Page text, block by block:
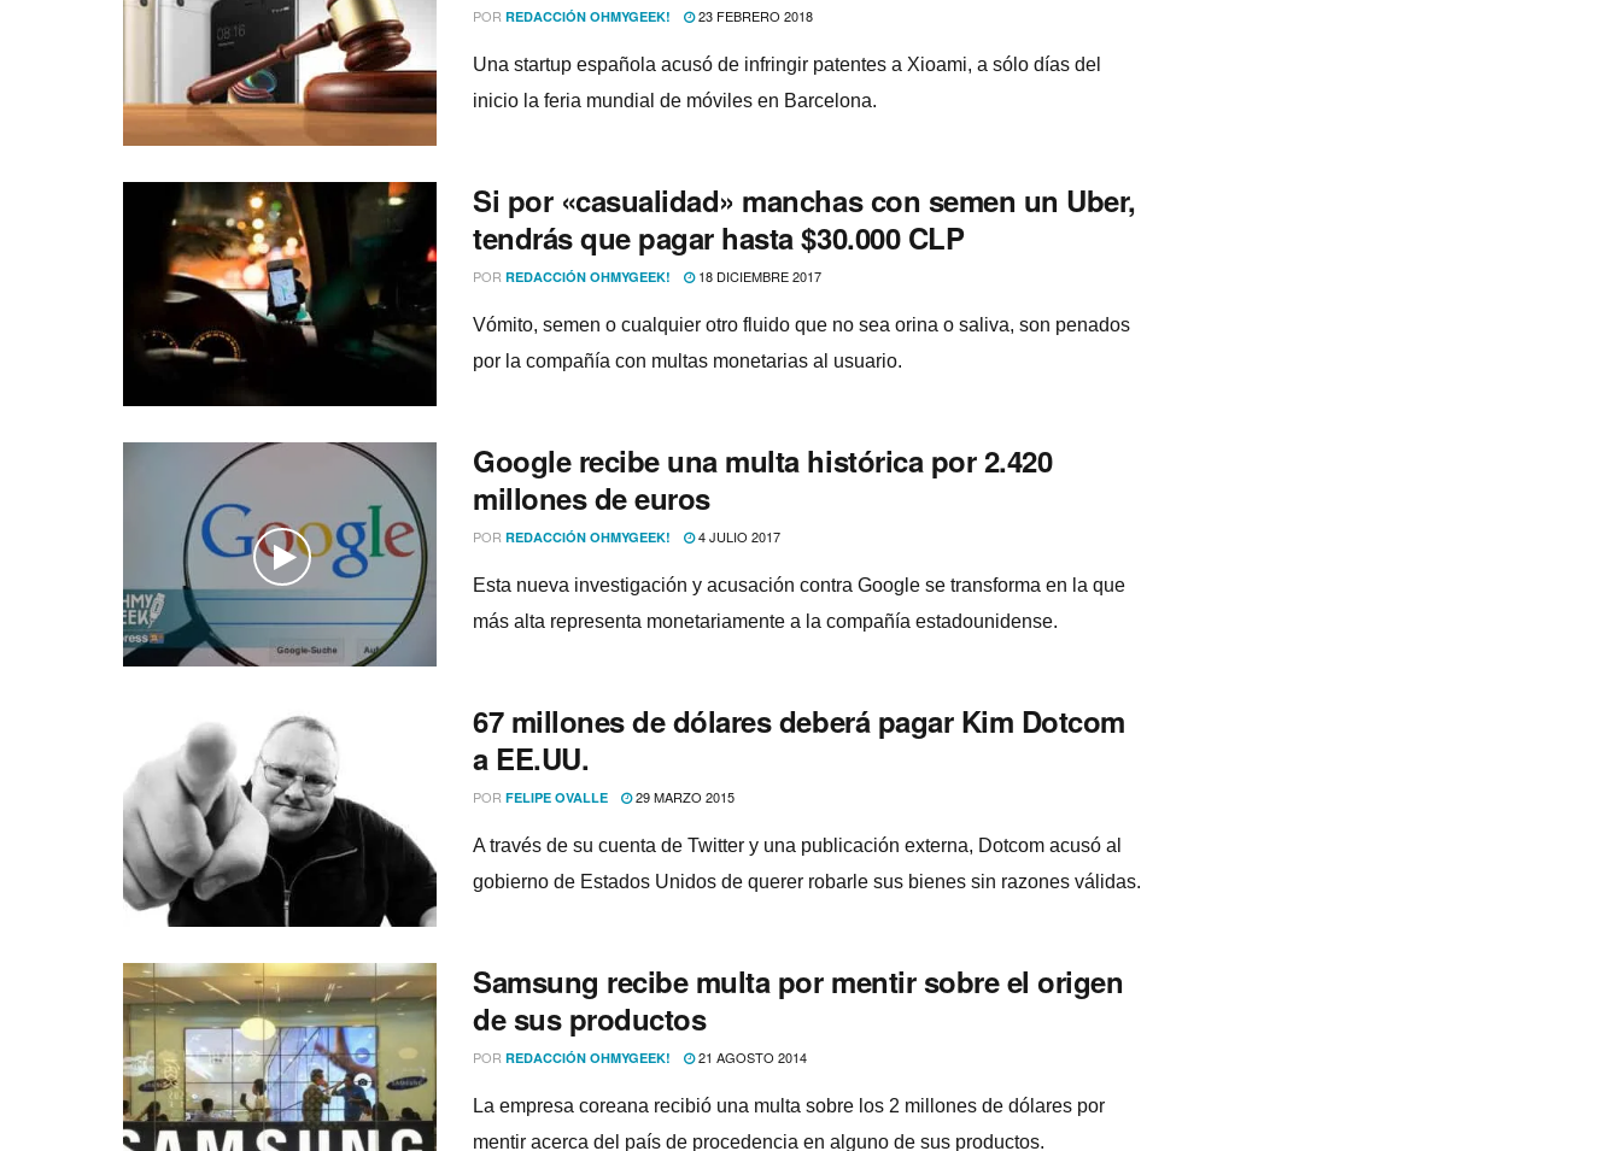
POR REDACCIÓN OHMYGEEK! 23 FEBRERO 2018
Una startup española acusó de infringir patentes a Xioami, a sólo dí­as del
inicio la feria mundial de móviles en Barcelona.
Si por «casualidad» manchas con semen un Uber,
tendrás que pagar hasta $30.000 CLP
POR REDACCIÓN OHMYGEEK! 18 DICIEMBRE 2017
Vómito, semen o cualquier otro fluido que no sea orina o saliva, son penados
por la compañí­a con multas monetarias al usuario.
Google recibe una multa histórica por 2.420
millones de euros
POR REDACCIÓN OHMYGEEK! 4 JULIO 2017
Esta nueva investigación y acusación contra Google se transforma en la que
más alta representa monetariamente a la compañí­a estadounidense.
67 millones de dólares deberá pagar Kim Dotcom
a EE.UU.
POR FELIPE OVALLE 29 MARZO 2015
A través de su cuenta de Twitter y una publicación externa, Dotcom acusó al
gobierno de Estados Unidos de querer robarle sus bienes sin razones válidas.
Samsung recibe multa por mentir sobre el origen
de sus productos
POR REDACCIÓN OHMYGEEK! 21 AGOSTO 2014
La empresa coreana recibió una multa sobre los 2 millones de dólares por
mentir acerca del paí­s de procedencia en alguno de sus productos.